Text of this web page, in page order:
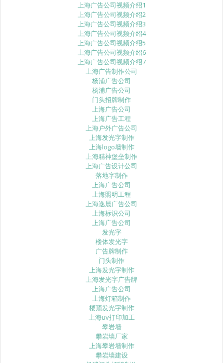
上海广告公司视频介绍1
上海广告公司视频介绍2
上海广告公司视频介绍3
上海广告公司视频介绍4
上海广告公司视频介绍5
上海广告公司视频介绍6
上海广告公司视频介绍7
上海广告制作公司
杨浦广告公司
杨浦广告公司
门头招牌制作
上海广告公司
上海广告工程
上海户外广告公司
上海发光字制作
上海logo墙制作
上海精神堡垒制作
上海广告设计公司
落地字制作
上海广告公司
上海照明工程
上海逸晨广告公司
上海标识公司
上海广告公司
发光字
楼体发光字
广告牌制作
门头制作
上海发光字制作
上海发光字广告牌
上海广告公司
上海灯箱制作
楼顶发光字制作
上海uv打印加工
攀岩墙
攀岩墙厂家
上海攀岩墙制作
攀岩墙建设